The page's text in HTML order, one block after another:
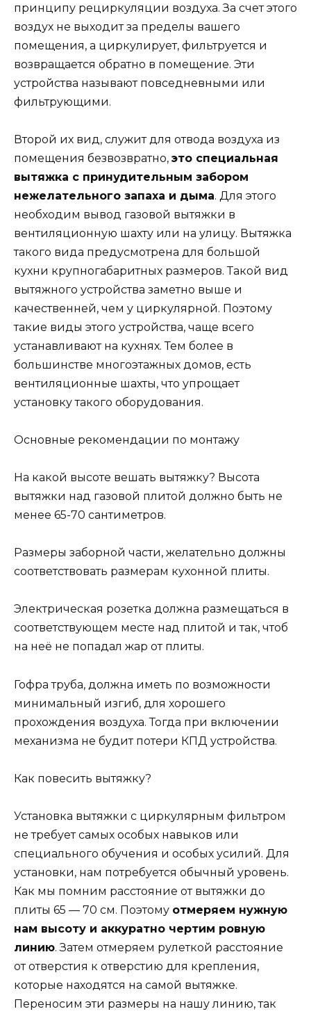
принципу рециркуляции воздуха. За счет этого
воздух не выходит за пределы вашего
помещения, а циркулирует, фильтруется и
возвращается обратно в помещение. Эти
устройства называют повседневными или
фильтрующими.
Второй их вид, служит для отвода воздуха из
помещения безвозвратно, это специальная
вытяжка с принудительным забором
нежелательного запаха и дыма. Для этого
необходим вывод газовой вытяжки в
вентиляционную шахту или на улицу. Вытяжка
такого вида предусмотрена для большой
кухни крупногабаритных размеров. Такой вид
вытяжного устройства заметно выше и
качественней, чем у циркулярной. Поэтому
такие виды этого устройства, чаще всего
устанавливают на кухнях. Тем более в
большинстве многоэтажных домов, есть
вентиляционные шахты, что упрощает
установку такого оборудования.
Основные рекомендации по монтажу
На какой высоте вешать вытяжку? Высота
вытяжки над газовой плитой должно быть не
менее 65-70 сантиметров.
Размеры заборной части, желательно должны
соответствовать размерам кухонной плиты.
Электрическая розетка должна размещаться в
соответствующем месте над плитой и так, чтоб
на неё не попадал жар от плиты.
Гофра труба, должна иметь по возможности
минимальный изгиб, для хорошего
прохождения воздуха. Тогда при включении
механизма не будит потери КПД устройства.
Как повесить вытяжку?
Установка вытяжки с циркулярным фильтром
не требует самых особых навыков или
специального обучения и особых усилий. Для
установки, нам потребуется обычный уровень.
Как мы помним расстояние от вытяжки до
плиты 65 — 70 см. Поэтому отмеряем нужную
нам высоту и аккуратно чертим ровную
линию. Затем отмеряем рулеткой расстояние
от отверстия к отверстию для крепления,
которые находятся на самой вытяжке.
Переносим эти размеры на нашу линию, так